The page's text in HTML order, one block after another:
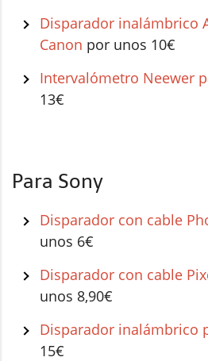
Disparador inalámbrico
Canon por unos 10€
Intervalómetro Neewer
13€
Para Sony
Disparador con cable
unos 6€
Disparador con cable
unos 8,90€
Disparador inalámbrico
15€